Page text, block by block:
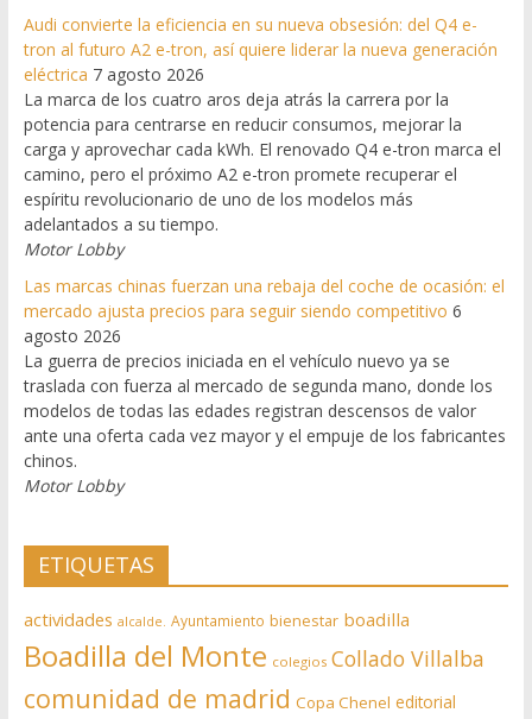
Audi convierte la eficiencia en su nueva obsesión: del Q4 e-
tron al futuro A2 e-tron, así quiere liderar la nueva generación
eléctrica 7 agosto 2026
La marca de los cuatro aros deja atrás la carrera por la
potencia para centrarse en reducir consumos, mejorar la
carga y aprovechar cada kWh. El renovado Q4 e-tron marca el
camino, pero el próximo A2 e-tron promete recuperar el
espíritu revolucionario de uno de los modelos más
adelantados a su tiempo.
Motor Lobby
Las marcas chinas fuerzan una rebaja del coche de ocasión: el
mercado ajusta precios para seguir siendo competitivo 6
agosto 2026
La guerra de precios iniciada en el vehículo nuevo ya se
traslada con fuerza al mercado de segunda mano, donde los
modelos de todas las edades registran descensos de valor
ante una oferta cada vez mayor y el empuje de los fabricantes
chinos.
Motor Lobby
ETIQUETAS
actividades alcalde. Ayuntamiento bienestar boadilla
Boadilla del Monte colegios Collado Villalba
comunidad de madrid Copa Chenel editorial